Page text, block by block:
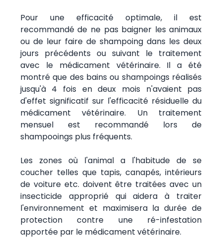
Pour une efficacité optimale, il est
recommandé de ne pas baigner les animaux
ou de leur faire de shampoing dans les deux
jours précédents ou suivant le traitement
avec le médicament vétérinaire. Il a été
montré que des bains ou shampoings réalisés
jusqu'à 4 fois en deux mois n'avaient pas
d'effet significatif sur l'efficacité résiduelle du
médicament vétérinaire. Un traitement
mensuel est recommandé lors de
shampooings plus fréquents.
Les zones où l'animal a l'habitude de se
coucher telles que tapis, canapés, intérieurs
de voiture etc. doivent être traitées avec un
insecticide approprié qui aidera à traiter
l'environnement et maximisera la durée de
protection contre une ré-infestation
apportée par le médicament vétérinaire.